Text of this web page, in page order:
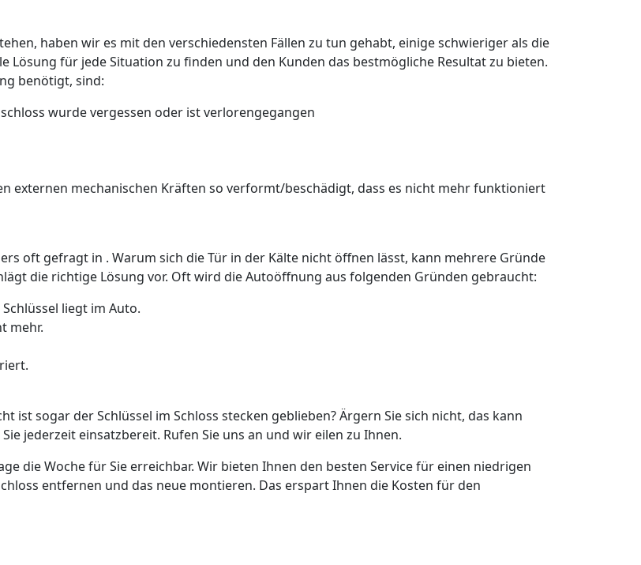
haben wir es mit den verschiedensten Fällen zu tun gehabt, einige schwieriger als die
Lösung für jede Situation zu finden und den Kunden das bestmögliche Resultat zu bieten.
benötigt, sind:
wurde vergessen oder ist verlorengegangen
externen mechanischen Kräften so verformt/beschädigt, dass es nicht mehr funktioniert
oft gefragt in . Warum sich die Tür in der Kälte nicht öffnen lässt, kann mehrere Gründe
die richtige Lösung vor. Oft wird die Autoöffnung aus folgenden Gründen gebraucht:
liegt im Auto.
mehr.
ist sogar der Schlüssel im Schloss stecken geblieben? Ärgern Sie sich nicht, das kann
jederzeit einsatzbereit. Rufen Sie uns an und wir eilen zu Ihnen.
die Woche für Sie erreichbar. Wir bieten Ihnen den besten Service für einen niedrigen
entfernen und das neue montieren. Das erspart Ihnen die Kosten für den